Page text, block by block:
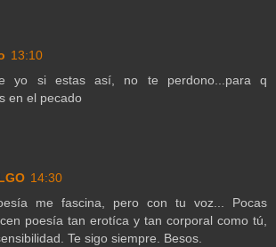
13:10
yo si estas así, no te perdono...para q
en el pecado
14:30
me fascina, pero con tu voz... Pocas
poesía tan erotíca y tan corporal como tú,
Te sigo siempre. Besos.